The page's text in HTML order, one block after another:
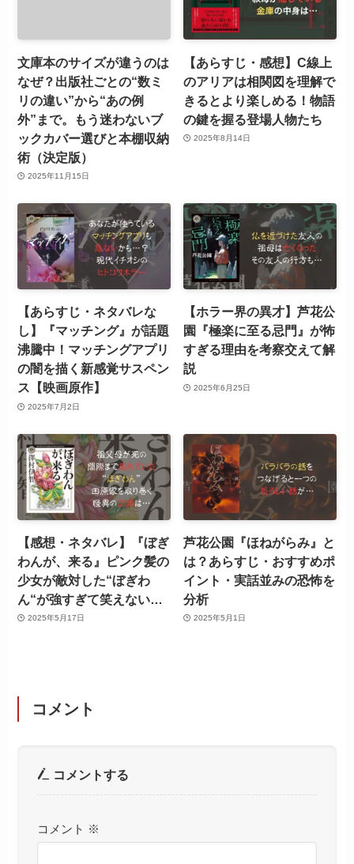
文庫本のサイズが違うのは
なぜ？出版社ごとの“数ミ
リの違い”から“あの例
外”まで。もう迷わないブ
ックカバー選びと本棚収納
術（決定版）
2025年11月15日
【あらすじ・感想】C線上
のアリアは相関図を理解で
きるとより楽しめる！物語
の鍵を握る登場人物たち
2025年8月14日
【あらすじ・ネタバレな
し】『マッチング』が話題
沸騰中！マッチングアプリ
の闇を描く新感覚サスペン
ス【映画原作】
2025年7月2日
【ホラー界の異才】芦花公
園『極楽に至る忌門』が怖
すぎる理由を考察交えて解
説
2025年6月25日
【感想・ネタバレ】『ぼぎ
わんが、来る』ピンク髪の
少女が敵対した“ぼぎわ
ん“が強すぎて笑えない…
2025年5月17日
芦花公園『ほねがらみ』と
は？あらすじ・おすすめポ
イント・実話並みの恐怖を
分析
2025年5月1日
コメント
コメントする
コメント ※